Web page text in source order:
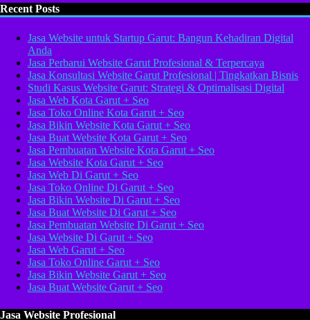
Recent Posts
Jasa Website untuk Startup Garut: Bangun Kehadiran Digital
Anda
Jasa Perbarui Website Garut Profesional & Terpercaya
Jasa Konsultasi Website Garut Profesional | Tingkatkan Bisnis
Studi Kasus Website Garut: Strategi & Optimalisasi Digital
Jasa Web Kota Garut + Seo
Jasa Toko Online Kota Garut + Seo
Jasa Bikin Website Kota Garut + Seo
Jasa Buat Website Kota Garut + Seo
Jasa Pembuatan Website Kota Garut + Seo
Jasa Website Kota Garut + Seo
Jasa Web Di Garut + Seo
Jasa Toko Online Di Garut + Seo
Jasa Bikin Website Di Garut + Seo
Jasa Buat Website Di Garut + Seo
Jasa Pembuatan Website Di Garut + Seo
Jasa Website Di Garut + Seo
Jasa Web Garut + Seo
Jasa Toko Online Garut + Seo
Jasa Bikin Website Garut + Seo
Jasa Buat Website Garut + Seo
Jasa Website Profesional